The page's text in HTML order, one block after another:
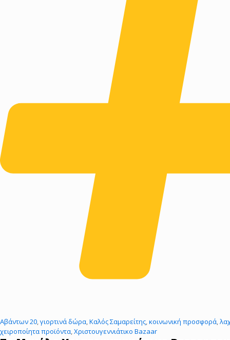
Αβάντων 20,γιορτινά δώρα,Καλός Σαμαρείτης,κοινωνική προσφορά,
χειροποίητα προϊόντα,Χριστουγεννιάτικο Bazaar